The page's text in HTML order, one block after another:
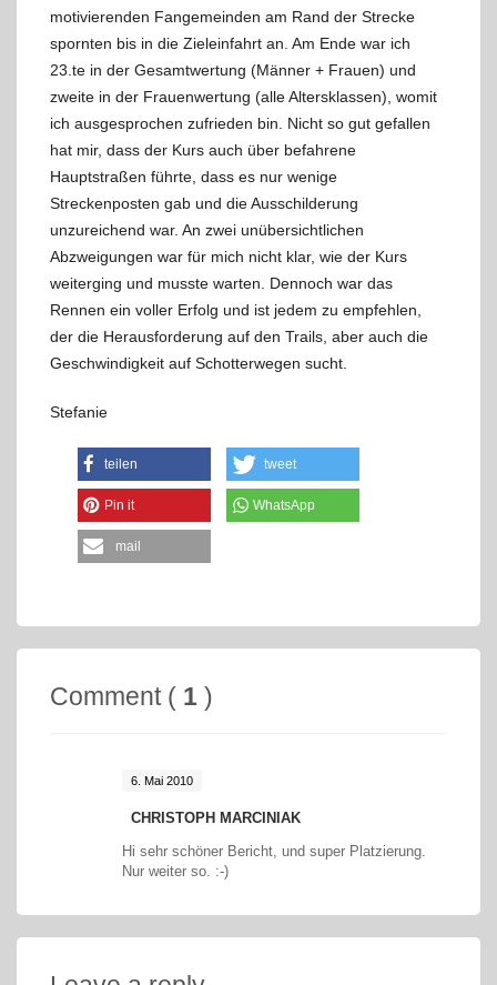
motivierenden Fangemeinden am Rand der Strecke
spornten bis in die Zieleinfahrt an. Am Ende war ich
23.te in der Gesamtwertung (Männer + Frauen) und
zweite in der Frauenwertung (alle Altersklassen), womit
ich ausgesprochen zufrieden bin. Nicht so gut gefallen
hat mir, dass der Kurs auch über befahrene
Hauptstraßen führte, dass es nur wenige
Streckenposten gab und die Ausschilderung
unzureichend war. An zwei unübersichtlichen
Abzweigungen war für mich nicht klar, wie der Kurs
weiterging und musste warten. Dennoch war das
Rennen ein voller Erfolg und ist jedem zu empfehlen,
der die Herausforderung auf den Trails, aber auch die
Geschwindigkeit auf Schotterwegen sucht.
Stefanie
teilen tweet
Pin it WhatsApp
mail
Comment ( 1 )
6. Mai 2010
CHRISTOPH MARCINIAK
Hi sehr schöner Bericht, und super Platzierung.
Nur weiter so. :-)